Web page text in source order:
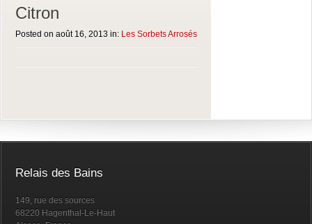
Citron
Posted on août 16, 2013 in: Les Sorbets Arrosés
Relais des Bains
149, rue des sources
68220 Hagenthal-Le-Haut